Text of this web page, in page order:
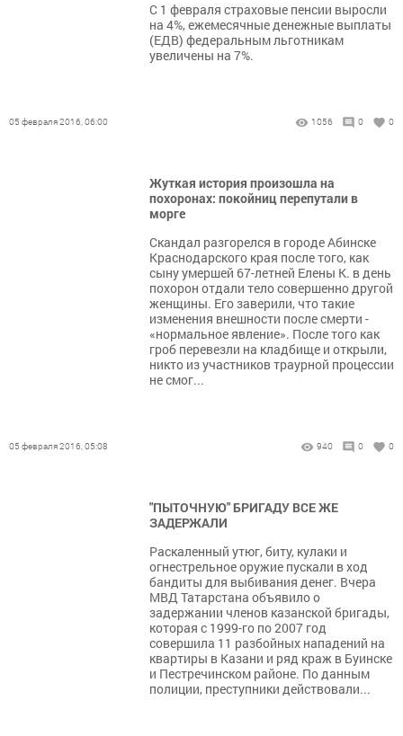
С 1 февраля страховые пенсии выросли
на 4%, ежемесячные денежные выплаты
(ЕДВ) федеральным льготникам
увеличены на 7%.
05 февраля 2016, 06:00 1056 0 0
Жуткая история произошла на
похоронах: покойниц перепутали в
морге
Скандал разгорелся в городе Абинске
Краснодарского края после того, как
сыну умершей 67-летней Елены К. в день
похорон отдали тело совершенно другой
женщины. Его заверили, что такие
изменения внешности после смерти -
«нормальное явление». После того как
гроб перевезли на кладбище и открыли,
никто из участников траурной процессии
не смог...
05 февраля 2016, 05:08 940 0 0
"ПЫТОЧНУЮ" БРИГАДУ ВСЕ ЖЕ
ЗАДЕРЖАЛИ
Раскаленный утюг, биту, кулаки и
огнестрельное оружие пускали в ход
бандиты для выбивания денег. Вчера
МВД Татарстана объявило о
задержании членов казанской бригады,
которая с 1999-го по 2007 год
совершила 11 разбойных нападений на
квартиры в Казани и ряд краж в Буинске
и Пестречинском районе. По данным
полиции, преступники действовали...